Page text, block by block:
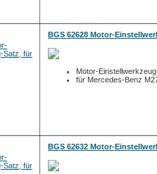
BGS 62628 Motor-
Motor-
für Mercedes-Benz
BGS 62632 Motor-